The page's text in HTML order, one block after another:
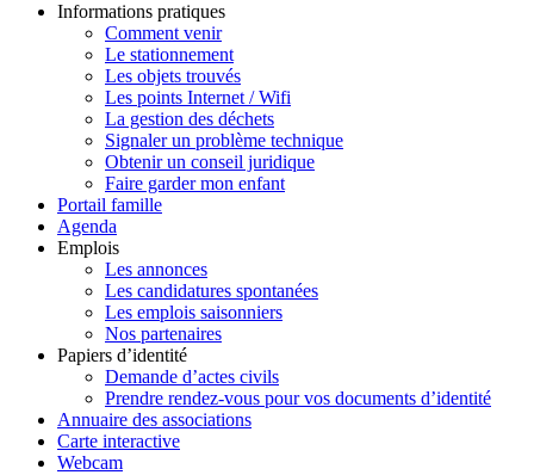
Informations pratiques
Comment venir
Le stationnement
Les objets trouvés
Les points Internet / Wifi
La gestion des déchets
Signaler un problème technique
Obtenir un conseil juridique
Faire garder mon enfant
Portail famille
Agenda
Emplois
Les annonces
Les candidatures spontanées
Les emplois saisonniers
Nos partenaires
Papiers d’identité
Demande d’actes civils
Prendre rendez-vous pour vos documents d’identité
Annuaire des associations
Carte interactive
Webcam